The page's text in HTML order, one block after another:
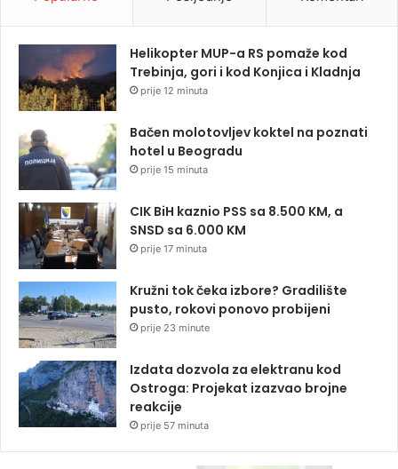
Helikopter MUP-a RS pomaže kod
Trebinja, gori i kod Konjica i Kladnja
prije 12 minuta
Bačen molotovljev koktel na poznati
hotel u Beogradu
prije 15 minuta
CIK BiH kaznio PSS sa 8.500 KM, a
SNSD sa 6.000 KM
prije 17 minuta
Kružni tok čeka izbore? Gradilište
pusto, rokovi ponovo probijeni
prije 23 minute
Izdata dozvola za elektranu kod
Ostroga: Projekat izazvao brojne
reakcije
prije 57 minuta